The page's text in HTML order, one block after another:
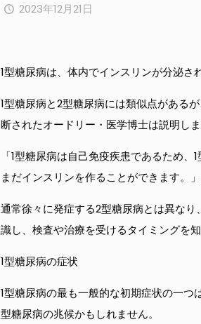
2023年12月21日
1型糖尿病は、体内でインスリンが分泌さ
1型糖尿病と2型糖尿病には類似点がある
断されたオードリー・医学博士は説明しま
「1型糖尿病は自己免疫疾患であるため
まだインスリンを作ることができます。
通常徐々に発症する2型糖尿病とは異な
識し、検査や治療を受けるタイミングを知
1型糖尿病の症状
1型糖尿病の最も一般的な初期症状の一
型糖尿病の兆候かもしれません。